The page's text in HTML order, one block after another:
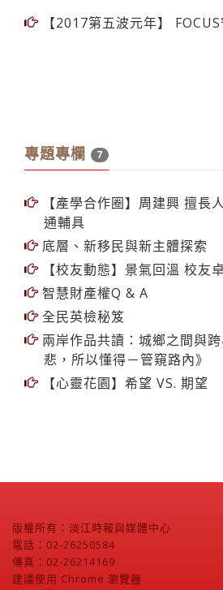
【2017第五波元年】
專題專欄 7
【產學合作圈】周建興 擅長
通輔具
底層、新移民與新主體探索
【校友動態】景氣回溫 校友
智慧財產權Q & A
全民英檢秘笈
兩岸作品共讀：城鄉之間與
悲，所以懂得－管窺路內》
【心靈花園】希望 VS. 期望
版權所有：淡江時報與媒體中心
電話：02-26250584
傳真：02-26214169
建議使用 Chrome 瀏覽器